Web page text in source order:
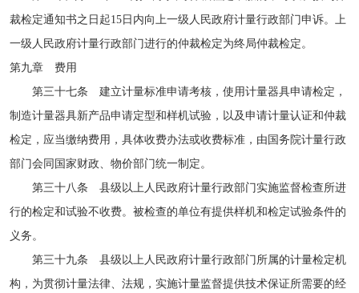
裁检定通知书之日起15日内向上一级人民政府计量行政部门申诉。上
一级人民政府计量行政部门进行的仲裁检定为终局仲裁检定。
第九章 费用
第三十七条 建立计量标准申请考核，使用计量器具申请检定，
制造计量器具新产品申请定型和样机试验，以及申请计量认证和仲裁
检定，应当缴纳费用，具体收费办法或收费标准，由国务院计量行政
部门会同国家财政、物价部门统一制定。
第三十八条 县级以上人民政府计量行政部门实施监督检查所进
行的检定和试验不收费。被检查的单位有提供样机和检定试验条件的
义务。
第三十九条 县级以上人民政府计量行政部门所属的计量检定机
构，为贯彻计量法律、法规，实施计量监督提供技术保证所需要的经